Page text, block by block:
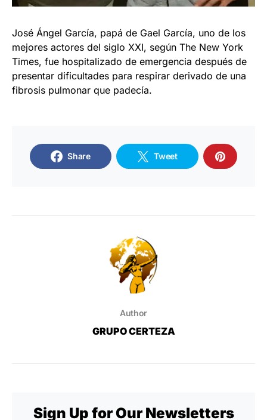
José Ángel García, papá de Gael García, uno de los
mejores actores del siglo XXI, según The New York
Times, fue hospitalizado de emergencia después de
presentar dificultades para respirar derivado de una
fibrosis pulmonar que padecía.
Share Tweet
Author
GRUPO CERTEZA
Sign Up for Our Newsletters